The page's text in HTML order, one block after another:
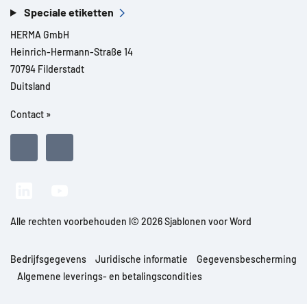
Speciale etiketten
HERMA GmbH
Heinrich-Hermann-Straße 14
70794 Filderstadt
Duitsland
Contact »
Alle rechten voorbehouden l© 2026 Sjablonen voor Word
Bedrijfsgegevens Juridische informatie
Gegevensbescherming
Algemene leverings- en betalingscondities